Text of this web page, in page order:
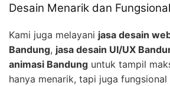
Desain Menarik dan Fungsional
Kami juga melayani jasa desain
Bandung, jasa desain UI/UX
animasi Bandung untuk tampil
hanya menarik, tapi juga